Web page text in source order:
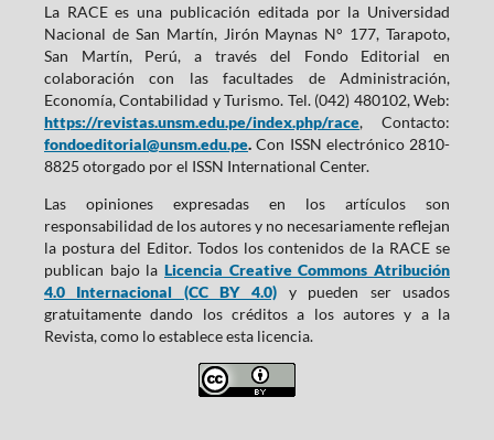
La RACE es una publicación editada por la Universidad
Nacional de San Martín, Jirón Maynas N° 177, Tarapoto,
San Martín, Perú, a través del Fondo Editorial en
colaboración con las facultades de Administración,
Economía, Contabilidad y Turismo. Tel. (042) 480102, Web:
https://revistas.unsm.edu.pe/index.php/race, Contacto:
fondoeditorial@unsm.edu.pe.Con ISSN electrónico 2810-
8825 otorgado por el ISSN International Center.
Las opiniones expresadas en los artículos son
responsabilidad de los autores y no necesariamente reflejan
la postura del Editor. Todos los contenidos de la RACE se
publican bajo la Licencia Creative Commons Atribución
4.0 Internacional (CC BY 4.0) y pueden ser usados
gratuitamente dando los créditos a los autores y a la
Revista, como lo establece esta licencia.